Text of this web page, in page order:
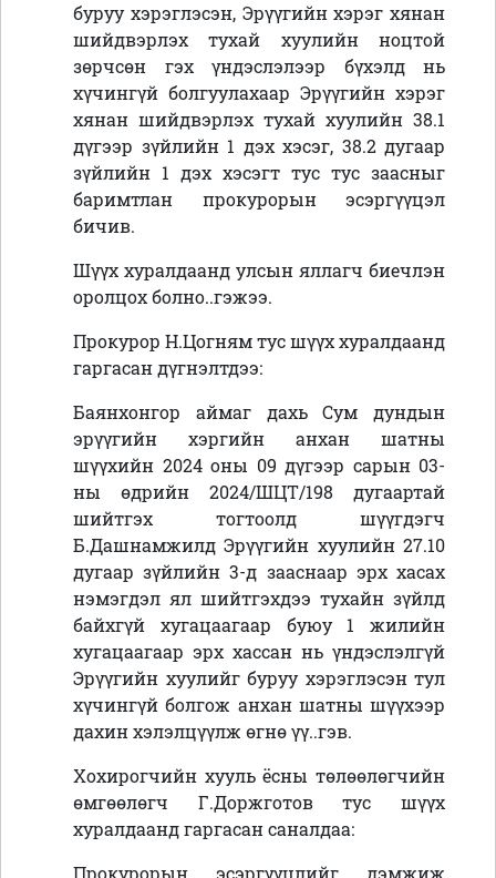
буруу хэрэглэсэн, Эрүүгийн хэрэг хянан
шийдвэрлэх тухай хуулийн ноцтой
зөрчсөн гэх үндэслэлээр бүхэлд нь
хүчингүй болгуулахаар Эрүүгийн хэрэг
хянан шийдвэрлэх тухай хуулийн 38.1
дүгээр зүйлийн 1 дэх хэсэг, 38.2 дугаар
зүйлийн 1 дэх хэсэгт тус тус заасныг
баримтлан прокурорын эсэргүүцэл
бичив.
Шүүх хуралдаанд улсын яллагч биечлэн
оролцох болно..гэжээ.
Прокурор Н.Цогням тус шүүх хуралдаанд
гаргасан дүгнэлтдээ:
Баянхонгор аймаг дахь Сум дундын
эрүүгийн хэргийн анхан шатны
шүүхийн 2024 оны 09 дүгээр сарын 03-
ны өдрийн 2024/ШЦТ/198 дугаартай
шийтгэх тогтоолд шүүгдэгч
Б.Дашнамжилд Эрүүгийн хуулийн 27.10
дугаар зүйлийн 3-д зааснаар эрх хасах
нэмэгдэл ял шийтгэхдээ тухайн зүйлд
байхгүй хугацаагаар буюу 1 жилийн
хугацаагаар эрх хассан нь үндэслэлгүй
Эрүүгийн хуулийг буруу хэрэглэсэн тул
хүчингүй болгож анхан шатны шүүхээр
дахин хэлэлцүүлж өгнө үү..гэв.
Хохирогчийн хууль ёсны төлөөлөгчийн
өмгөөлөгч Г.Доржготов тус шүүх
хуралдаанд гаргасан саналдаа:
Прокурорын эсэргүүцлийг дэмжиж